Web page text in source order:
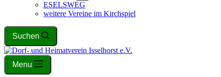
ESELSWEG
weitere Vereine im Kirchspiel
Suchen
Menu